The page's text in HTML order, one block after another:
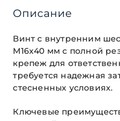
Описание
Винт с внутренним
М16х40 мм с полной
крепеж для
требуется надежная
стесненных условиях.
Ключевые